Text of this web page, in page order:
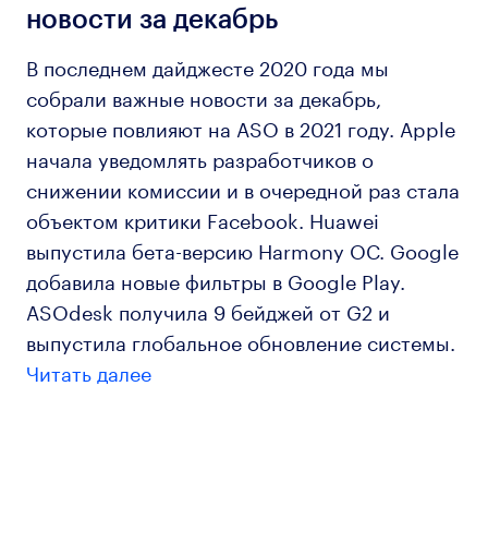
новости за декабрь
В последнем дайджесте 2020 года мы
собрали важные новости за декабрь,
которые повлияют на ASO в 2021 году. Apple
начала уведомлять разработчиков о
снижении комиссии и в очередной раз стала
объектом критики Facebook. Huawei
выпустила бета-версию Harmony OC. Google
добавила новые фильтры в Google Play.
ASOdesk получила 9 бейджей от G2 и
выпустила глобальное обновление системы.
Читать далее